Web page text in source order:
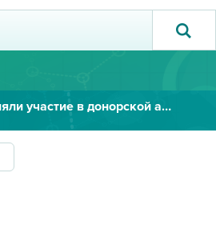
Сотрудники ИДЦ приняли участие в донорской акции